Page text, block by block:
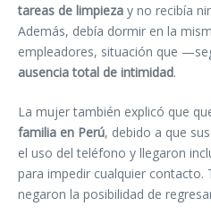
tareas de limpieza y no recibía
Además, debía dormir en la
empleadores, situación que
ausencia total de intimidad.
La mujer también explicó que
familia en Perú, debido a que
el uso del teléfono y llegaron
para impedir cualquier contacto.
negaron la posibilidad de